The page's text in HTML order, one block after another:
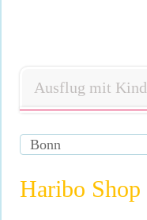
Ausflug mit Kind
Haribo Shop